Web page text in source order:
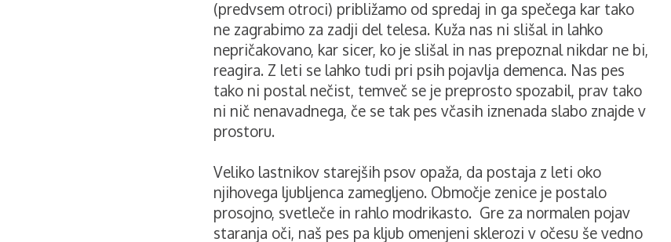
(predvsem otroci) približamo od spredaj in ga spečega kar tako
ne zagrabimo za zadji del telesa. Kuža nas ni slišal in lahko
nepričakovano, kar sicer, ko je slišal in nas prepoznal nikdar ne bi,
reagira. Z leti se lahko tudi pri psih pojavlja demenca. Nas pes
tako ni postal nečist, temveč se je preprosto spozabil, prav tako
ni nič nenavadnega, če se tak pes včasih iznenada slabo znajde v
prostoru.
Veliko lastnikov starejših psov opaža, da postaja z leti oko
njihovega ljubljenca zamegljeno. Območje zenice je postalo
prosojno, svetleče in rahlo modrikasto. Gre za normalen pojav
staranja oči, naš pes pa kljub omenjeni sklerozi v očesu še vedno